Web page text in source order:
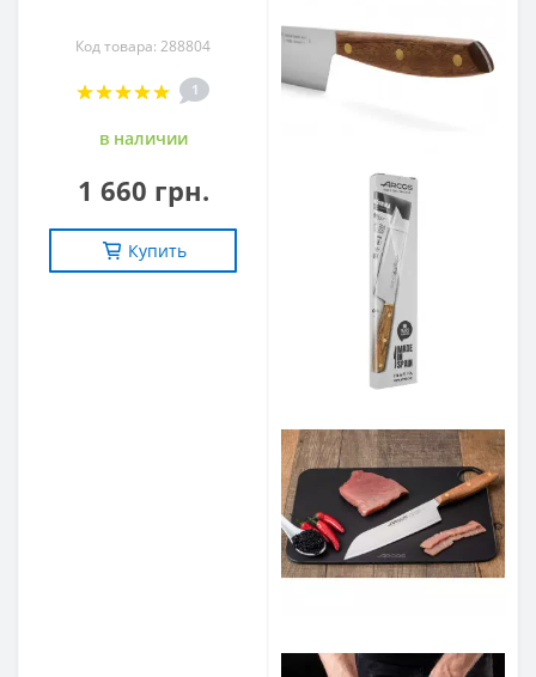
Код товара: 288804
1
в наличии
1 660 грн.
Купить